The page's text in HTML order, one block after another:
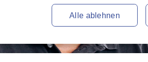
Alle ablehnen